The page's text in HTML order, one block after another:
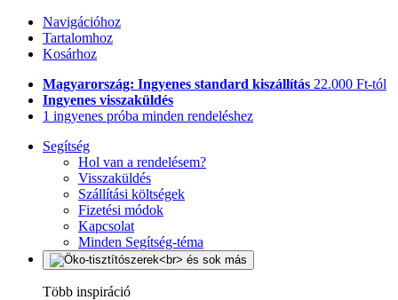
Navigációhoz
Tartalomhoz
Kosárhoz
Magyarország: Ingyenes standard kiszállítás 22.000 Ft-tól
Ingyenes visszaküldés
1 ingyenes próba minden rendeléshez
Segítség
Hol van a rendelésem?
Visszaküldés
Szállítási költségek
Fizetési módok
Kapcsolat
Minden Segítség-téma
Több inspiráció